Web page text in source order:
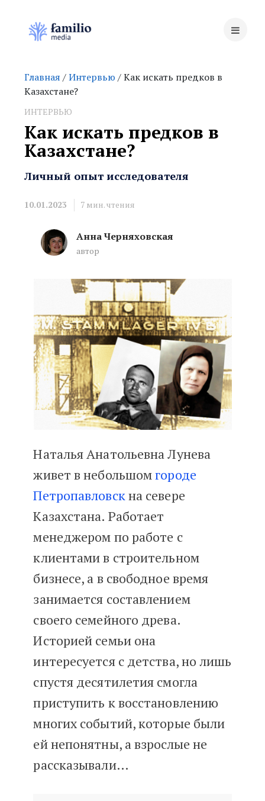
Главная /Интервью / Как искать предков в
Казахстане?
ИНТЕРВЬЮ
Как искать предков в
Казахстане?
Личный опыт исследователя
10.01.2023 7 мин. чтения
Анна Черняховская
автор
Как искать предков в
Наталья Анатольевна Лунева
живет в небольшомгороде
Петропавловскна севере
Казахстана. Работает
менеджером по работе с
клиентами в строительном
бизнесе, а в свободное время
занимается составлением
своего семейного древа.
Историей семьи она
интересуется с детства, но лишь
спустя десятилетия смогла
приступить к восстановлению
многих событий, которые были
ей непонятны, а взрослые не
рассказывали…